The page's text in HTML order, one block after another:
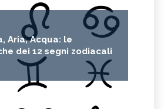
Aria, Acqua: le
dei 12 segni zodiacali